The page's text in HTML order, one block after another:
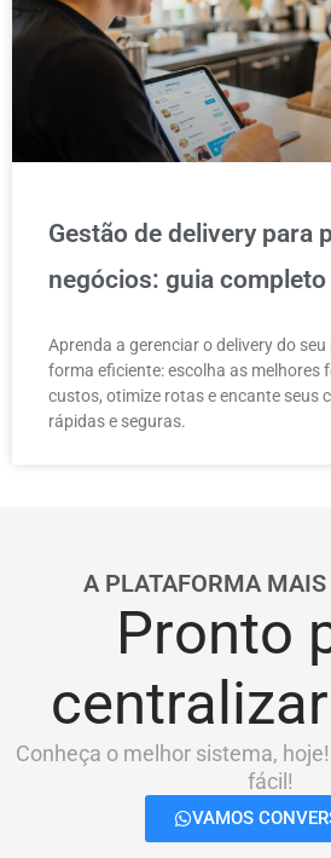
Gestão de delivery para
negócios: guia completo
Aprenda a gerenciar o delivery do
forma eficiente: escolha as melhores
custos, otimize rotas e encante seus
rápidas e seguras.
A PLATAFORMA
Pronto
Conheça o melhor sistema,
fácil!
VAMOS